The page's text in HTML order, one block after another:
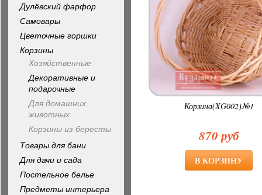
Корзина(XG002)№1
870 руб
Дулёвский фарфор
Самовары
Цветочные горшки
Корзины
Хозяйственные
Декоративные и
подарочные
Для домашних
животных
Корзины из бересты
Товары для бани
Для дачи и сада
Постельное белье
Предметы интерьера